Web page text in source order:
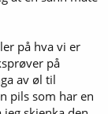
på hva vi er
på
av øl til
pils som har en